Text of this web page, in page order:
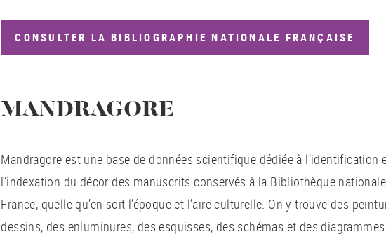
CONSULTER LA BIBLIOGRAPHIE NATIONALE FRANÇAISE
MANDRAGORE
Mandragore est une base de données scientifique dédiée à l’identification
l’indexation du décor des manuscrits conservés à la Bibliothèque
France, quelle qu’en soit l’époque et l’aire culturelle. On y trouve des
dessins, des enluminures, des esquisses, des schémas et des diagrammes